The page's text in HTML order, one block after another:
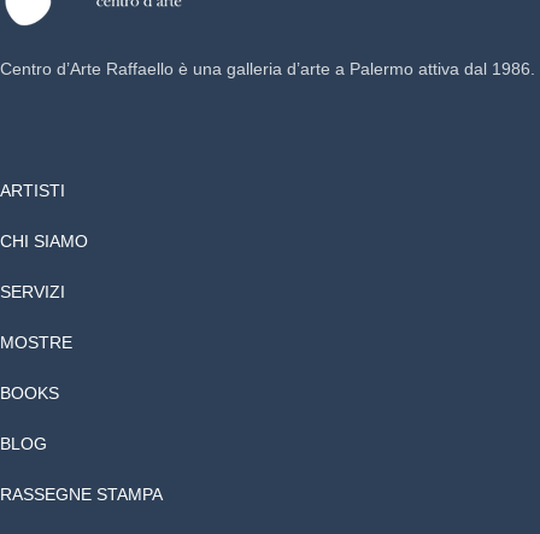
Centro d’Arte Raffaello è una galleria d’arte a Palermo attiva dal 1986.
ARTISTI
CHI SIAMO
SERVIZI
MOSTRE
BOOKS
BLOG
RASSEGNE STAMPA